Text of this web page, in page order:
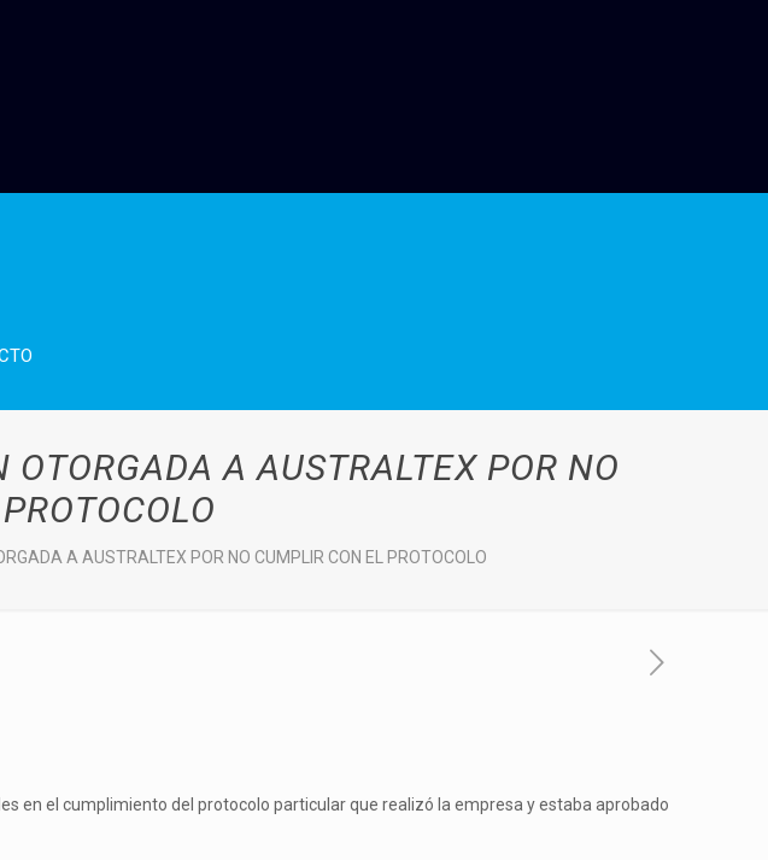
A AUSTRALTEX POR NO
A AUSTRALTEX POR NO CUMPLIR CON EL PROTOCOLO
en el cumplimiento del protocolo particular que realizó la empresa y estaba aprobado